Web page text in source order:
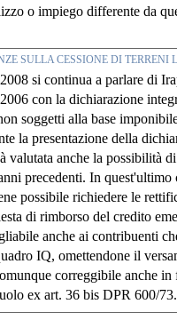
o impiego differente da
SULLA CESSIONE DI TERRENI
si continua a parlare di
con la dichiarazione
soggetti alla base
la presentazione della
valutata anche la possibilità di
precedenti. In quest'ultimo
possibile richiedere le
di rimborso del credito
anche ai contribuenti
IQ, omettendone il
correggibile anche in
ex art. 36 bis DPR 600/73.